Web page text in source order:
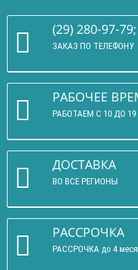
(29) 280-97-
ЗАКАЗ ПО ТЕЛЕФОНУ
РАБОЧЕЕ
РАБОТАЕМ С 10 ДО 19
ДОСТАВКА
ВО ВСЕ РЕГИОНЫ
РАССРОЧКА
РАССРОЧКА до 4